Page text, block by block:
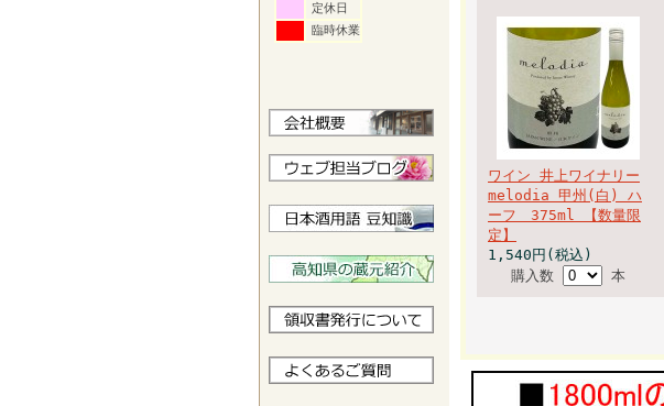
定休日
臨時休業
ワイン 井上ワイナリー
melodia 甲州(白) ハ
ーフ 375ml 【数量限
定】
1,540円(税込)
購入数
本